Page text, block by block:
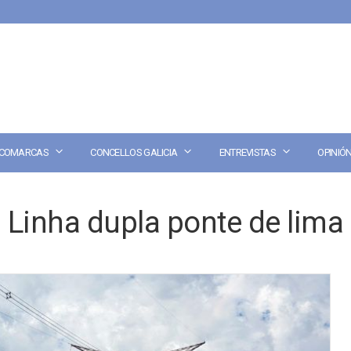
CONCELLOS GALICIA ENTREVISTAS
Linha dupla ponte de lima